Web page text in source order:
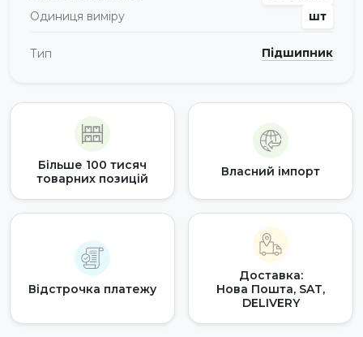
Одиниця виміру
шт
Тип Підшипник
Більше 100 тисяч
товарних позицій
Власний імпорт
Відстрочка платежу
Доставка:
Нова Пошта, SAT,
DELIVERY